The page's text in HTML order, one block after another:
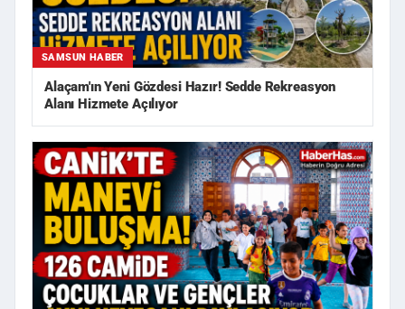
SAMSUN HABER
Alaçam'ın Yeni Gözdesi Hazır! Sedde Rekreasyon
Alanı Hizmete Açılıyor